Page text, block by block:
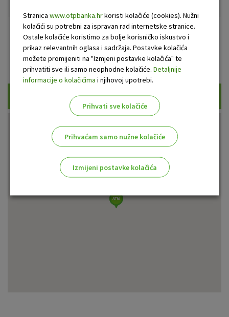
Bankomat Poslovnica
Prikaži samo uplatne bankomate
Stranica www.otpbanka.hrkoristi kolačiće (cookies). Nužni
kolačići su potrebni za ispravan rad internetske stranice.
Ostale kolačiće koristimo za bolje korisničko iskustvo i
prikaz relevantnih oglasa i sadržaja. Postavke kolačića
možete promijeniti na "Izmjeni postavke kolačića" te
prihvatiti sve ili samo neophodne kolačiće. Detaljnije
informacije o kolačićima i njihovoj upotrebi.
Prihvati sve kolačiće
Prihvaćam samo nužne kolačiće
Izmijeni postavke kolačića